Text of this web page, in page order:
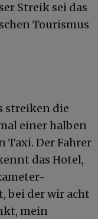
Streik sei das
Tourismus
streiken die
einer halben
Taxi. Der Fahrer
das Hotel,
bei der wir acht
mein